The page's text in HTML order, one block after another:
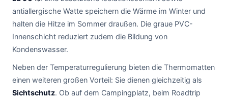
antiallergische Watte speichern die Wärme im Winter und
halten die Hitze im Sommer draußen. Die graue PVC-
Innenschicht reduziert zudem die Bildung von
Kondenswasser.
Neben der Temperaturregulierung bieten die Thermomatten
einen weiteren großen Vorteil: Sie dienen gleichzeitig als
Sichtschutz. Ob auf dem Campingplatz, beim Roadtrip